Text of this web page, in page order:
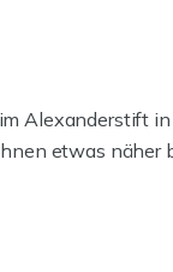
im Alexanderstift
etwas näher